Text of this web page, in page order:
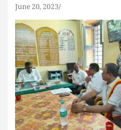
June 20, 2023